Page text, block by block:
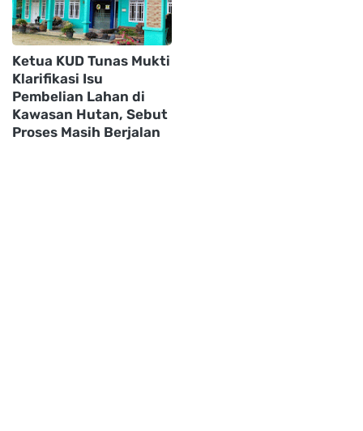
Ketua KUD Tunas Mukti
Klarifikasi Isu
Pembelian Lahan di
Kawasan Hutan, Sebut
Proses Masih Berjalan